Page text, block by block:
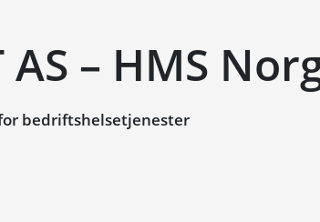
– HMS
bedriftshelsetjenester